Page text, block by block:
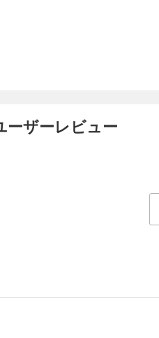
世界の新鮮な魚介、とくにでっかいウ
だいちゃいます！ 謎の島で遭遇した、
」に出会えたユウ。懐かしく恋しい「
ザーレビュー